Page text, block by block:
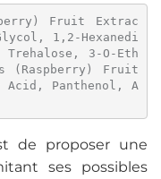
Fruit Extrac
1,2-Hexanedi
3-O-Eth
(Raspberry) Fruit
Panthenol, A
de proposer une
ses possibles